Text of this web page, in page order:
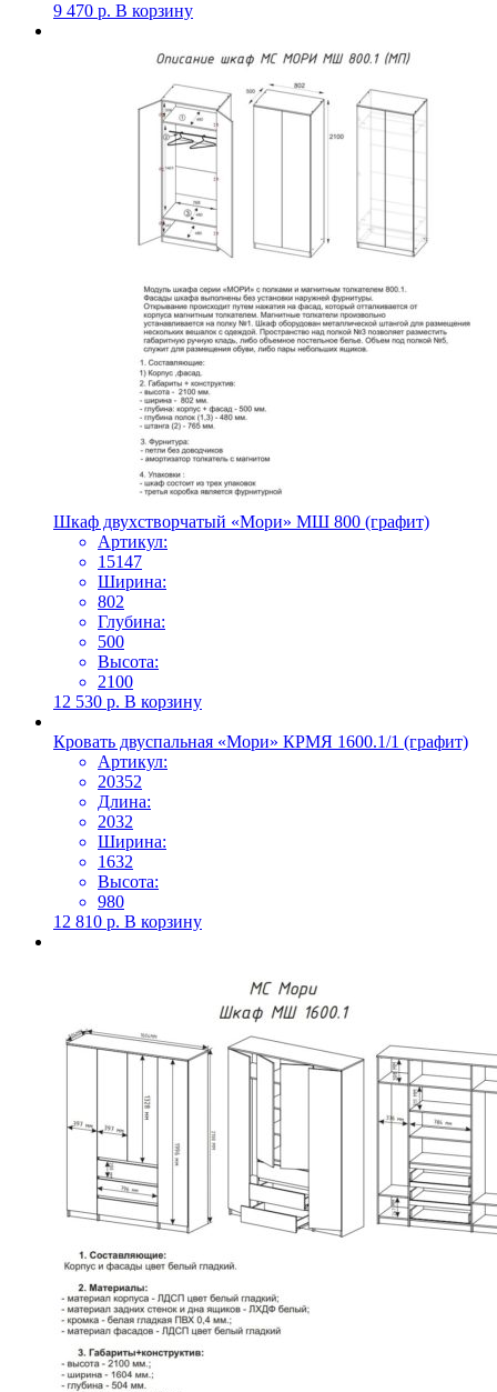
9 470 р. В корзину
Шкаф двухстворчатый «Мори» МШ 800 (графит)
Артикул:
15147
Ширина:
802
Глубина:
500
Высота:
2100
12 530 р. В корзину
Кровать двуспальная «Мори» КРМЯ 1600.1/1 (графит)
Артикул:
20352
Длина:
2032
Ширина:
1632
Высота:
980
12 810 р. В корзину